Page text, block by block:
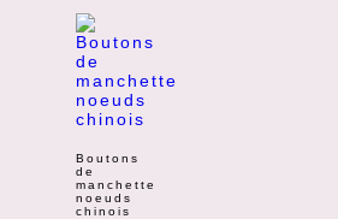
Boutons
de
manchette
noeuds
chinois